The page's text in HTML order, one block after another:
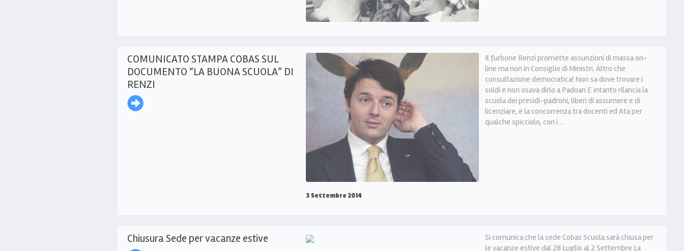
COMUNICATO STAMPA COBAS SUL
DOCUMENTO “LA BUONA SCUOLA” DI
RENZI
3 Settembre 2014
Il furbone Renzi promette assunzioni di massa on-
line ma non in Consiglio di Ministri. Altro che
consultazione democratica! Non sa dove trovare i
soldi e non osava dirlo a Padoan E intanto rilancia la
scuola dei presidi-padroni, liberi di assumere e di
licenziare, e la concorrenza tra docenti ed Ata per
qualche spicciolo, con i …
Chiusura Sede per vacanze estive
Si comunica che la sede Cobas Scuola sarà chiusa per
le vacanze estive dal 28 Luglio al 2 Settembre La